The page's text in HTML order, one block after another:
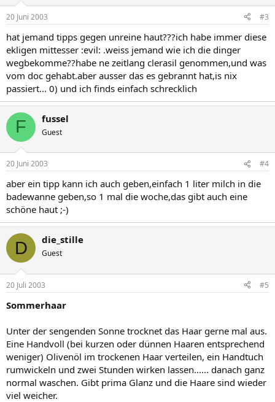
20 Juni 2003 #3
hat jemand tipps gegen unreine haut???ich habe immer diese
ekligen mittesser :evil: .weiss jemand wie ich die dinger
wegbekomme??habe ne zeitlang clerasil genommen,und was
vom doc gehabt.aber ausser das es gebrannt hat,is nix
passiert... 0) und ich finds einfach schrecklich
F fussel
Guest
20 Juni 2003 #4
aber ein tipp kann ich auch geben,einfach 1 liter milch in die
badewanne geben,so 1 mal die woche,das gibt auch eine
schöne haut ;-)
D die_stille
Guest
20 Juli 2003 #5
Sommerhaar
Unter der sengenden Sonne trocknet das Haar gerne mal aus.
Eine Handvoll (bei kurzen oder dünnen Haaren entsprechend
weniger) Olivenöl im trockenen Haar verteilen, ein Handtuch
rumwickeln und zwei Stunden wirken lassen...... danach ganz
normal waschen. Gibt prima Glanz und die Haare sind wieder
viel weicher.